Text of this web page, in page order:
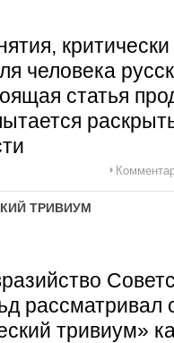
человека
статья
ТРИВИУМ
рассматривал
тривиум»